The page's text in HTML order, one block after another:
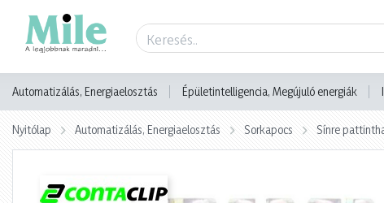
Automatizálás, Energiaelosztás Épületintelligencia, Megújuló energiák
Nyitólap Automatizálás, Energiaelosztás Sorkapocs Sínre
Termék adatlap